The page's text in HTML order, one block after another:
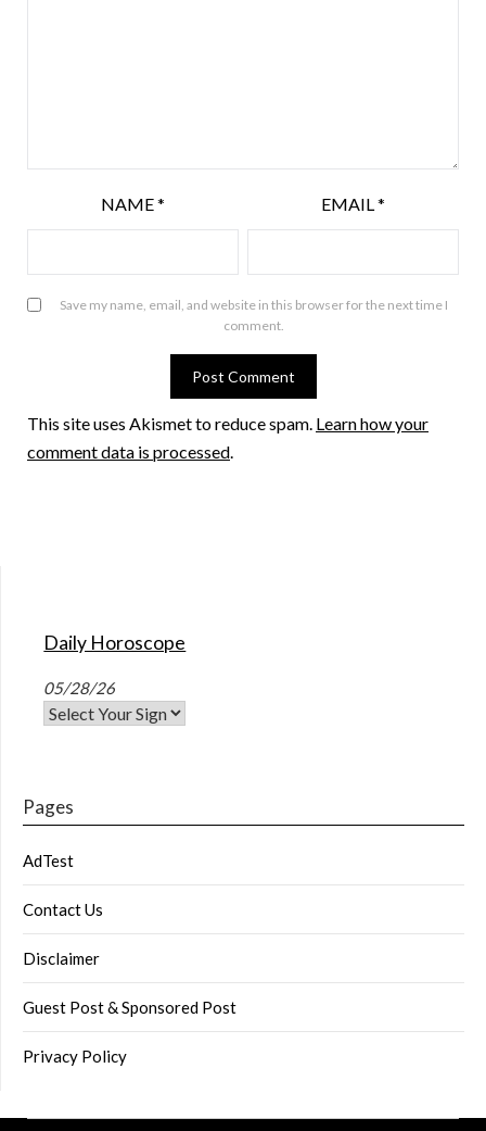
NAME* EMAIL*
Save my name, email, and website in this browser for the next time I
comment.
This site uses Akismet to reduce spam. Learn how your
comment data is processed.
Daily Horoscope
05/28/26
Pages
AdTest
Contact Us
Disclaimer
Guest Post & Sponsored Post
Privacy Policy